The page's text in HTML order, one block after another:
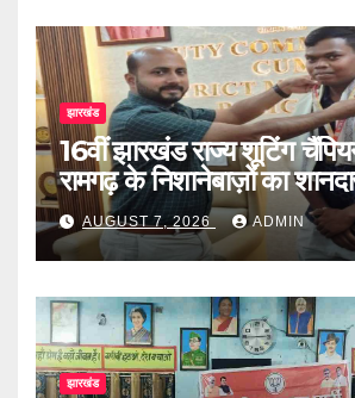
झारखंड
16वीं झारखंड राज्य शूटिंग
रामगढ़ के निशानेबाज़ों का
AUGUST 7, 2026 ADMIN
झारखंड